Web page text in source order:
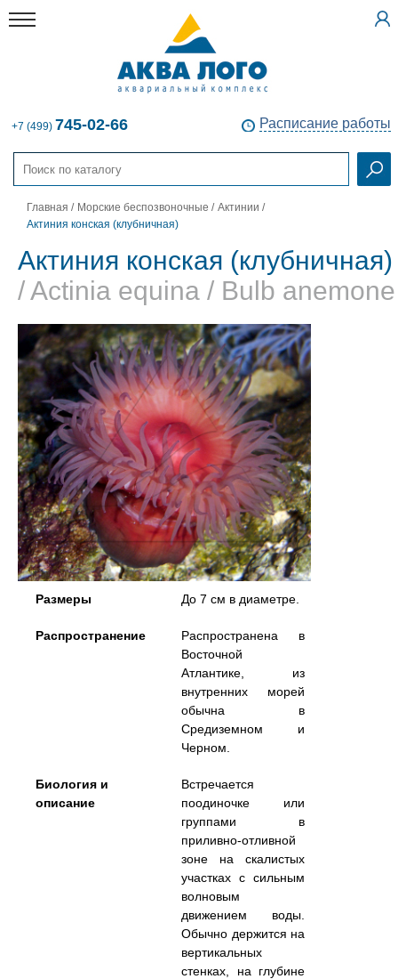
+7 (499) 745-02-66 Расписание работы
Главная / Морские беспозвоночные / Актинии /
Актиния конская (клубничная)
Актиния конская (клубничная)
/ Actinia equina / Bulb anemone
Размеры До 7 см в диаметре.
Распространение
Распространена в
Восточной
Атлантике, из
внутренних морей
обычна в
Средиземном и
Черном.
Биология и
описание
Встречается
поодиночке или
группами в
приливно-отливной
зоне на скалистых
участках с сильным
волновым
движением воды.
Обычно держится на
вертикальных
стенках, на глубине